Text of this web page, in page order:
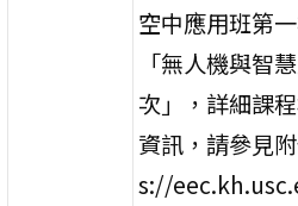
空中應用班第
「無人機與智
次」，詳細課
資訊，請參見
s://